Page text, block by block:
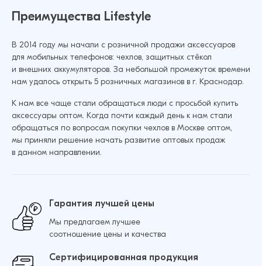
пластик+силикон (Листья)
190 ₽
Добавить в корзину
Чехол для iPhone 16 Plus Сад пластик+силикон
(Краски)
190 ₽
Добавить в корзину
(Краски)
190 ₽
(Листья)
Добавить в корзину
Чехол для iPhone 16 Pro Сад пластик+силикон
Чехол для iPhone 16 Pro Max Сад
пластик+силикон (Краски)
190 ₽
Чехол для iPhone 16 Сад пластик+силикон
(Краски)
Добавить в корзину
Преимущества Lifestyle
В 2014 году мы начали с розничной продажи аксессуаров
для мобильных телефонов: чехлов, защитных стёкол
и внешних аккумуляторов. За небольшой промежуток времени
нам удалось открыть 5 розничных магазинов в г. Краснодар.
К нам все чаще стали обращаться люди с просьбой купить
аксессуары оптом. Когда почти каждый день к нам стали
обращаться по вопросам покупки чехлов в Москве оптом,
мы приняли решение начать развитие оптовых продаж
в данном направлении.
Гарантия лучшей цены
Мы предлагаем лучшее
соотношение цены и качества
Сертифицированная продукция